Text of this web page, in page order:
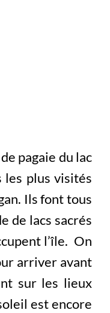
pagaie du lac
les plus visités
Ils font tous
de lacs sacrés
l’île. On
arriver avant
sur les lieux
est encore